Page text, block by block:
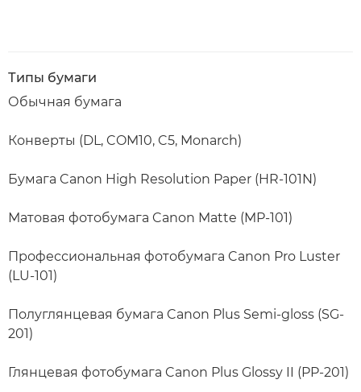
Типы бумаги
Обычная бумага
Конверты (DL, COM10, C5, Monarch)
Бумага Canon High Resolution Paper (HR-101N)
Матовая фотобумага Canon Matte (MP-101)
Профессиональная фотобумага Canon Pro Luster
(LU-101)
Полуглянцевая бумага Canon Plus Semi-gloss (SG-
201)
Глянцевая фотобумага Canon Plus Glossy II (PP-201)